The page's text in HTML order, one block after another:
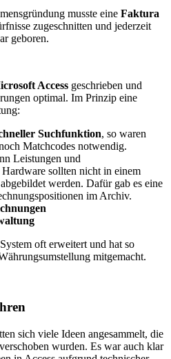
musste eine Faktura
zugeschnitten und jederzeit
geboren.
Access geschrieben und
optimal. Im Prinzip eine
Suchfunktion, so waren
Matchcodes notwendig.
Leistungen und
sollten nicht in einem
werden. Dafür gab es eine
im Archiv.
oft erweitert und hat so
mitgemacht.
sich viele Ideen angesammelt, die
wurden. Es war auch klar